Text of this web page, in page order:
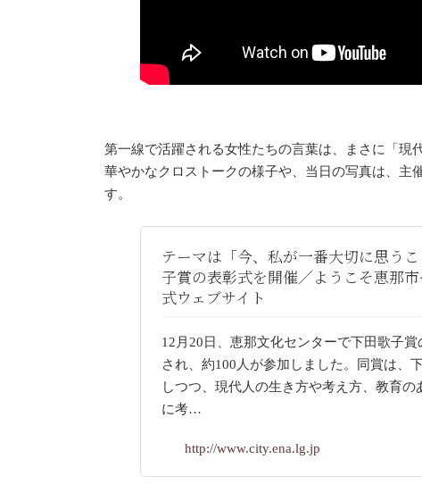
第一線で活躍される女性たちの言葉は、まさに「現
華やかなクロストークの様子や、当日の写真は、主
す。
テーマは「今、私が一番大切に思う
子賞の表彰式を開催／ようこそ恵那
式ウェブサイト
12月20日、恵那文化センターで下田歌子賞
され、約100人が参加しました。同賞は、
しつつ、現代人の生き方や考え方、教育の
に考…
http://www.city.ena.lg.jp